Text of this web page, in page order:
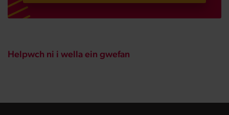
Helpwch ni i wella ein gwefan